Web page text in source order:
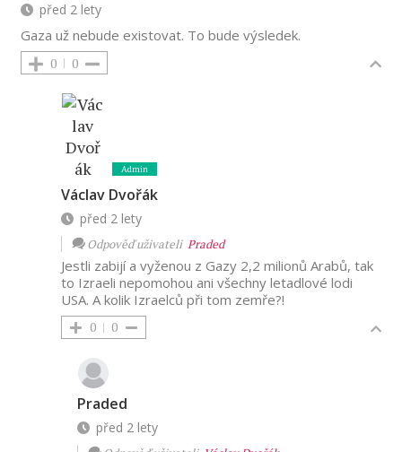
před 2 lety
Gaza už nebude existovat. To bude výsledek.
0 0
Admin
Václav Dvořák
před 2 lety
Odpověď uživateliPraded
Jestli zabijí a vyženou z Gazy 2,2 milionů Arabů, tak
to Izraeli nepomohou ani všechny letadlové lodi
USA. A kolik Izraelců při tom zemře?!
0 0
Praded
před 2 lety